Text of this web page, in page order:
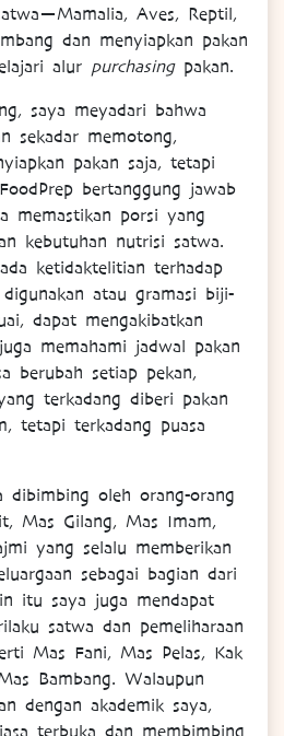
Aves, Reptil,
dan menyiapkan pakan
alur purchasingpakan.
saya meyadari bahwa
sekadar memotong,
pakan saja, tetapi
bertanggung jawab
memastikan porsi yang
kebutuhan nutrisi satwa.
ketidaktelitian terhadap
atau gramasi biji-
dapat mengakibatkan
memahami jadwal pakan
berubah setiap pekan,
terkadang diberi pakan
tetapi terkadang puasa
dibimbing oleh orang-orang
Mas Gilang, Mas Imam,
yang selalu memberikan
sebagai bagian dari
itu saya juga mendapat
satwa dan pemeliharaan
Mas Fani, Mas Pelas, Kak
Bambang. Walaupun
dengan akademik saya,
terbuka dan membimbing